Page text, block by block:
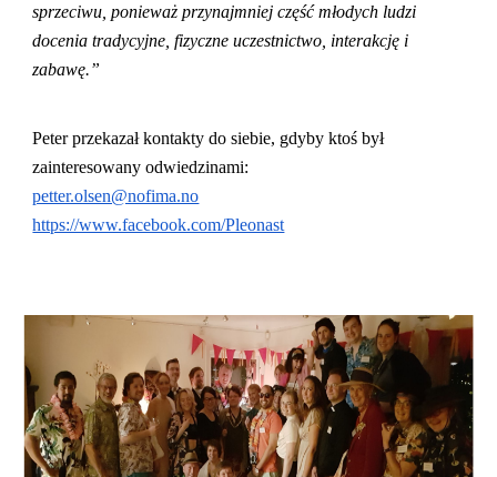
sprzeciwu, ponieważ przynajmniej część młodych ludzi
docenia tradycyjne, fizyczne uczestnictwo, interakcję i
zabawę.”
Peter przekazał kontakty do siebie, gdyby ktoś był
zainteresowany odwiedzinami:
petter.olsen@nofima.no
https://www.facebook.com/Pleonast